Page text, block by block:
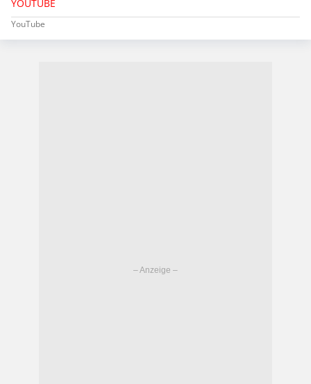
YOUTUBE
YouTube